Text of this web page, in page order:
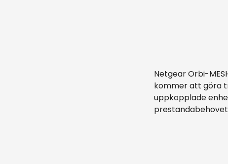
Netgear Orbi-
kommer att göra
uppkopplade